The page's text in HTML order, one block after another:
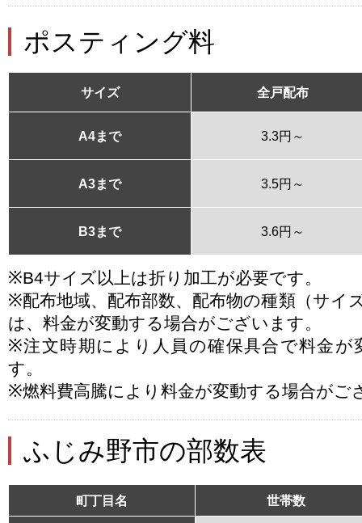
ポスティング料
サイズ 全戸配布
A4まで 3.3円～
A3まで 3.5円～
B3まで 3.6円～
※B4サイズ以上は折り加工が必要です。
※配布地域、配布部数、配布物の種類（サイ
は、料金が変動する場合がございます。
※注文時期により人員の確保具合で料金が
す。
※燃料費高騰により料金が変動する場合がご
ふじみ野市の部数表
町丁目名 世帯数